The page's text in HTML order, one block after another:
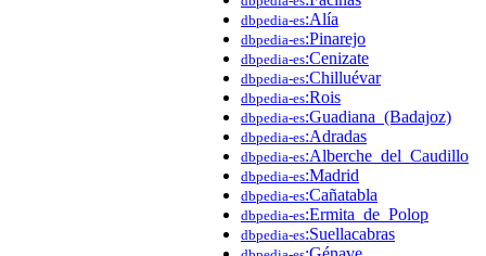
dbpedia-es:Alía
dbpedia-es:Pinarejo
dbpedia-es:Cenizate
dbpedia-es:Chilluévar
dbpedia-es:Rois
dbpedia-es:Guadiana_(Badajoz)
dbpedia-es:Adradas
dbpedia-es:Alberche_del_Caudillo
dbpedia-es:Madrid
dbpedia-es:Cañatabla
dbpedia-es:Ermita_de_Polop
dbpedia-es:Suellacabras